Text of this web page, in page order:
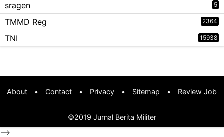
sragen 5
TMMD Reg 2364
TNI 15938
About • Contact • Privacy • Sitemap • Review Job
©2019 Jurnal Berita Militer
-->